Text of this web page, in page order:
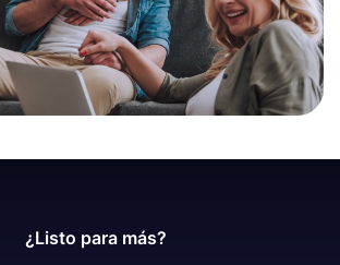
¿Listo para más?